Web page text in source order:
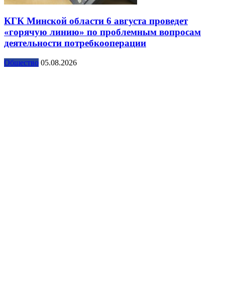
КГК Минской области 6 августа проведет
«горячую линию» по проблемным вопросам
деятельности потребкооперации
Общество 05.08.2026